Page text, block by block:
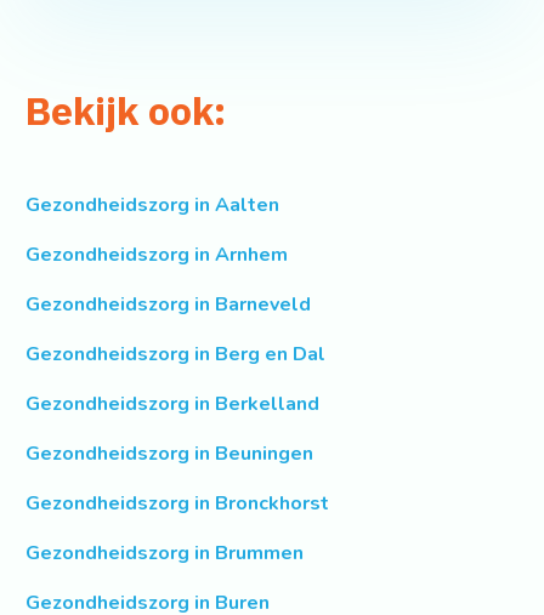
Bekijk ook:
Gezondheidszorg in Aalten
Gezondheidszorg in Arnhem
Gezondheidszorg in Barneveld
Gezondheidszorg in Berg en Dal
Gezondheidszorg in Berkelland
Gezondheidszorg in Beuningen
Gezondheidszorg in Bronckhorst
Gezondheidszorg in Brummen
Gezondheidszorg in Buren